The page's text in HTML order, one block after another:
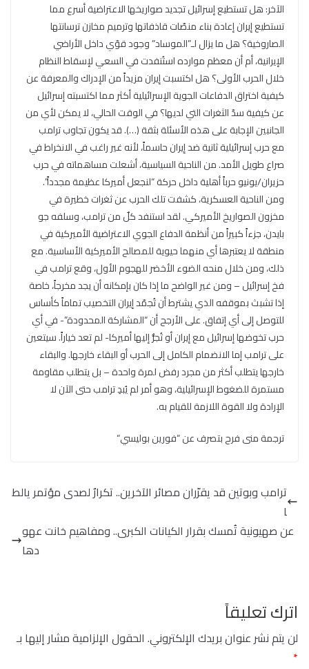
ترجمة منى فرح بتصرف عن “فورين بوليسي“
ترامب وبوتين قد يقرّران مصائر الآخرين.. تكرارٌ لصدى مؤتمر يالط
ا
عن صهيونية تُمسك بقرار الكيانات الكبرى.. ومفاهيم خانت عهو
دها
اترك تعليقاً
لن يتم نشر عنوان بريدك الإلكتروني. الحقول الإلزامية مشار إليها بـ
*